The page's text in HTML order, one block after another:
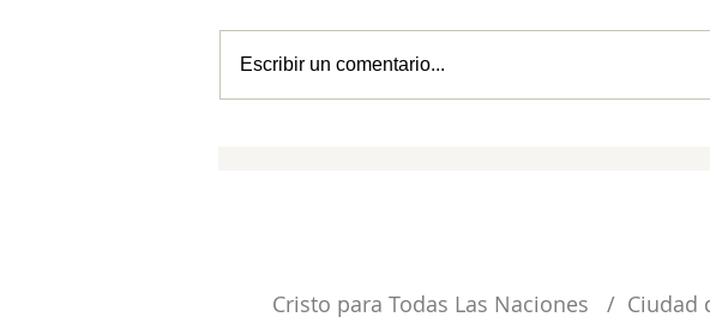
Escribir un comentario...
Cristo para Todas Las Naciones / Ciudad